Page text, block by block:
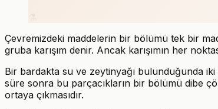
Çevremizdeki maddelerin bir bölümü tek bir
gruba karışım denir. Ancak karışımın her
Bir bardakta su ve zeytinyağı bulunduğunda iki
süre sonra bu parçacıkların bir bölümü dibe
ortaya çıkmasıdır.